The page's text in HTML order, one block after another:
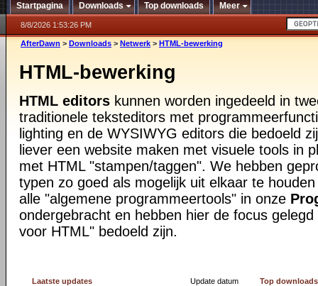
Startpagina Downloads Top downloads Meer
8/8/2026 1:53:26 PM
AfterDawn > Downloads > Netwerk > HTML-bewerking
HTML-bewerking
HTML editors kunnen worden ingedeeld in
traditionele teksteditors met
lighting en de WYSIWYG editors die bedoeld
liever een website maken met visuele tools in
met HTML "stampen/taggen". We hebben
typen zo goed als mogelijk uit elkaar te
alle "algemene programmeertools" in onze
ondergebracht en hebben hier de focus
voor HTML" bedoeld zijn.
Update datum
Laatste updates
Top downloads